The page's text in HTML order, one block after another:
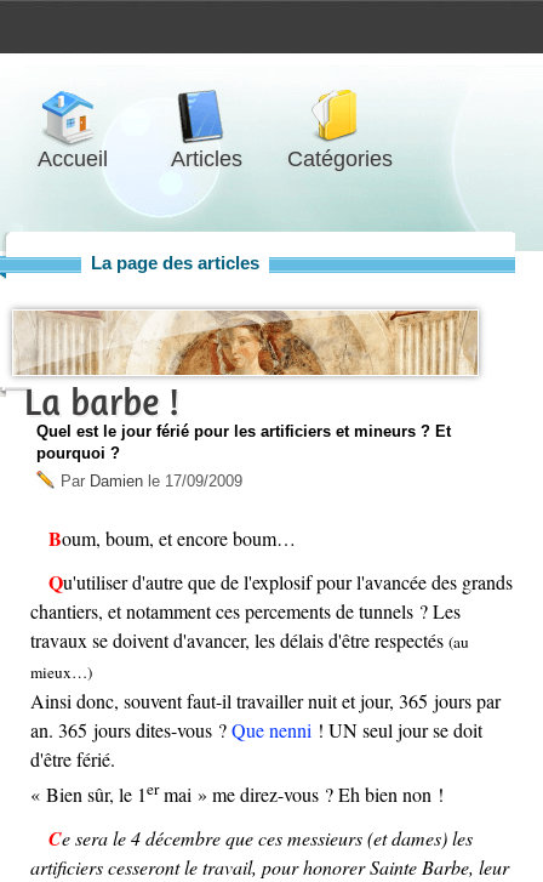
Accueil Articles Catégories
La page des articles
La barbe !
Quel est le jour férié pour les artificiers et mineurs ? Et
pourquoi ?
Par Damien le 17/09/2009
Boum, boum, et encore boum…
Qu'utiliser d'autre que de l'explosif pour l'avancée des grands
chantiers, et notamment ces percements de tunnels ? Les
travaux se doivent d'avancer, les délais d'être respectés (au
mieux…)
Ainsi donc, souvent faut-il travailler nuit et jour, 365 jours par
an. 365 jours dites-vous ?Que nenni ! UN seul jour se doit
d'être férié.
« Bien sûr, le 1ermai » me direz-vous ? Eh bien non !
Ce sera le 4 décembre que ces messieurs (et dames) les
artificiers cesseront le travail, pour honorer Sainte Barbe, leur